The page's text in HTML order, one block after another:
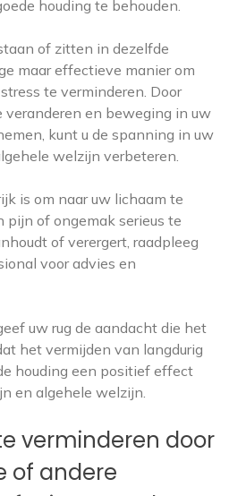
houding te behouden.
​​of zitten in dezelfde
maar effectieve manier om
te verminderen. Door
en beweging in uw
kunt u de spanning in uw
welzijn verbeteren.
is om naar uw lichaam te
pijn of ongemak serieus te
of verergert, raadpleeg
voor advies en
uw rug de aandacht die het
het vermijden van langdurig
houding een positief effect
en algehele welzijn.
verminderen door
of andere